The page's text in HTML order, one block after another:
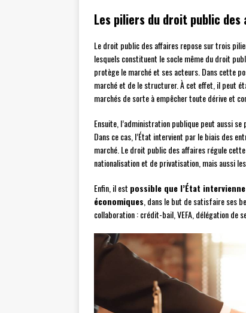
Les piliers du droit public des
Le droit public des affaires repose sur trois
lesquels constituent le socle même du droit
protège le marché et ses acteurs. Dans cette
marché et de le structurer. À cet effet, il peut
marchés de sorte à empêcher toute dérive et
Ensuite, l’administration publique peut aussi
Dans ce cas, l’État intervient par le biais des
marché. Le droit public des affaires régule
nationalisation et de privatisation, mais aussi
Enfin, il est possible que l’État
économiques , dans le but de satisfaire ses
collaboration : crédit-bail, VEFA, délégation de